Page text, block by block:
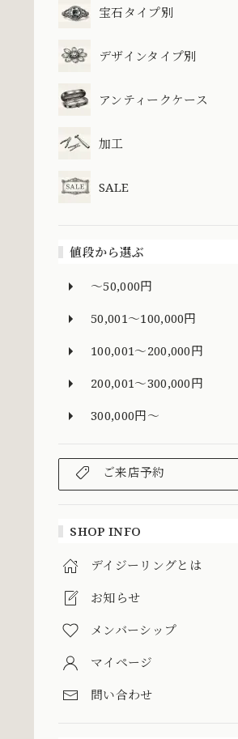
宝石タイプ別
デザインタイプ別
アンティークケース
加工
SALE
値段から選ぶ
～50,000円
50,001～100,000円
100,001～200,000円
200,001～300,000円
300,000円～
ご来店予約
SHOP INFO
デイジーリングとは
お知らせ
メンバーシップ
マイページ
問い合わせ